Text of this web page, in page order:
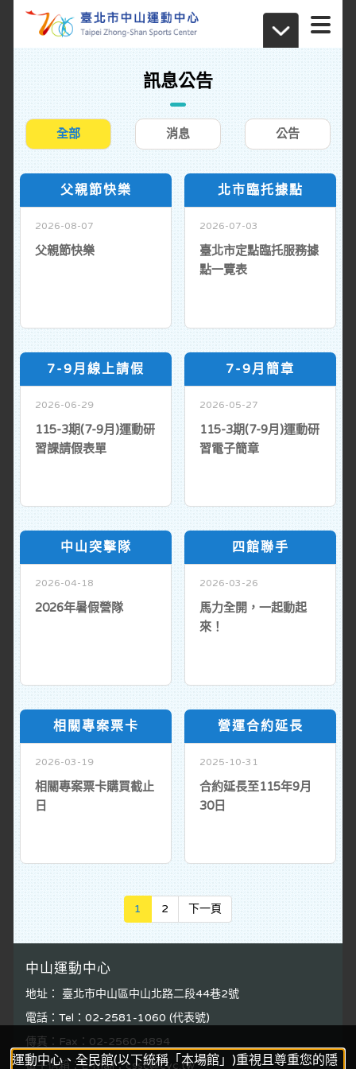
運動中心、全民館(以下統稱「本場館」)重視且尊重您的隱
訊息公告
全部 消息 公告
父親節快樂
2026-08-07
父親節快樂
北市臨托據點
2026-07-03
臺北市定點臨托服務據
點一覽表
7-9月線上請假
2026-06-29
115-3期(7-9月)運動研
習課請假表單
7-9月簡章
2026-05-27
115-3期(7-9月)運動研
習電子簡章
中山突擊隊
2026-04-18
2026年暑假營隊
四館聯手
2026-03-26
馬力全開，一起動起
來！
相關專案票卡
2026-03-19
相關專案票卡購買截止
日
營運合約延長
2025-10-31
合約延長至115年9月
30日
1 2 下一頁
中山運動中心
地址： 臺北市中山區中山北路二段44巷2號
電話：Tel：02-2581-1060 (代表號)
傳真：Fax：02-2560-4894
電子信箱：E-mail：cssc@cyc.tw